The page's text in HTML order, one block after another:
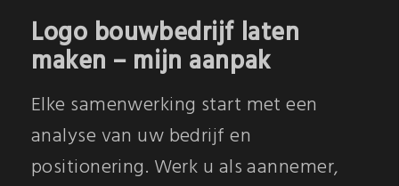
Logo bouwbedrijf laten
maken – mijn aanpak
Elke samenwerking start met een
analyse van uw bedrijf en
positionering. Werk u als aannemer,